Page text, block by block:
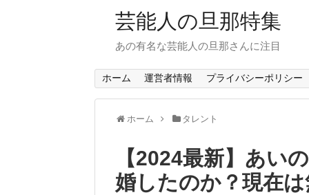
芸能人の旦那特集
あの有名な芸能人の旦那さんに注目
ホーム 運営者情報 プライバシーポリシー
ホーム タレント
【2024最新】あい
婚したのか？現在